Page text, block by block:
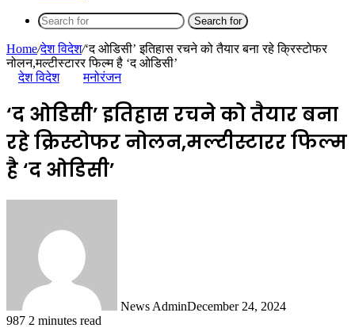
Search for
Home/देश विदेश/‘द ओडिसी’ इतिहास रचने को तैयार बना रहे क्रिस्टोफर
नोलन,मल्टीस्टारर फिल्म है ‘द ओडिसी’
देश विदेश
मनोरंजन
‘द ओडिसी’ इतिहास रचने को तैयार बना
रहे क्रिस्टोफर नोलन,मल्टीस्टारर फिल्म
है ‘द ओडिसी’
News AdminDecember 24, 2024
987 2 minutes read